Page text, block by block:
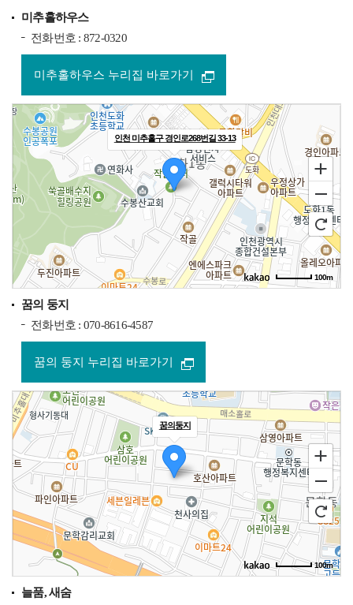
미추홀하우스
전화번호 : 872-0320
미추홀하우스 누리집 바로가기
인천 미추홀구 경인로268번길 33-13
100m
꿈의 둥지
전화번호 : 070-8616-4587
꿈의 둥지 누리집 바로가기
꿈의둥지
100m
늘품, 새숨